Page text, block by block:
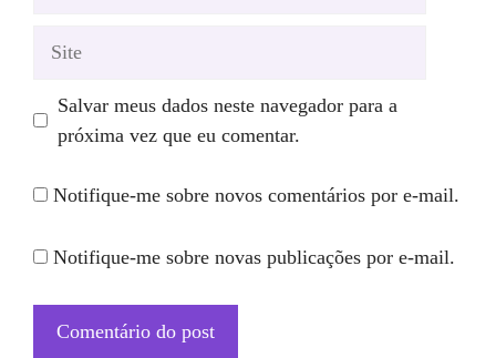
Salvar meus dados neste navegador para a
próxima vez que eu comentar.
Notifique-me sobre novos comentários por e-mail.
Notifique-me sobre novas publicações por e-mail.